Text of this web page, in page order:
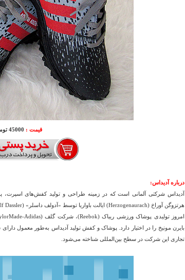
قیمت : 45000 تومان
درباره آدیداس:
آدیداس شرکتی آلمانی است که در زمینه طراحی و تولید کفش‌های اسپرت،
بایرن مونیخ را در اختیار دارد. پوشاک و کفش تولید آدیداس به‌طور معمول
تجاری این شرکت در سطح بین‌المللی شناخته می‌شود.